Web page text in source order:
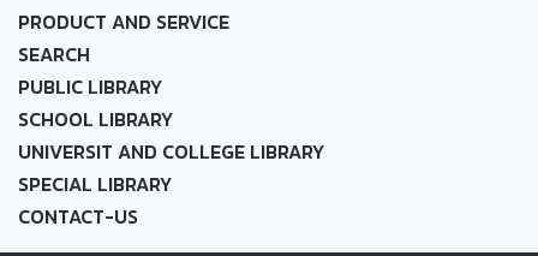
PRODUCT AND SERVICE
SEARCH
PUBLIC LIBRARY
SCHOOL LIBRARY
UNIVERSIT AND COLLEGE LIBRARY
SPECIAL LIBRARY
CONTACT-US